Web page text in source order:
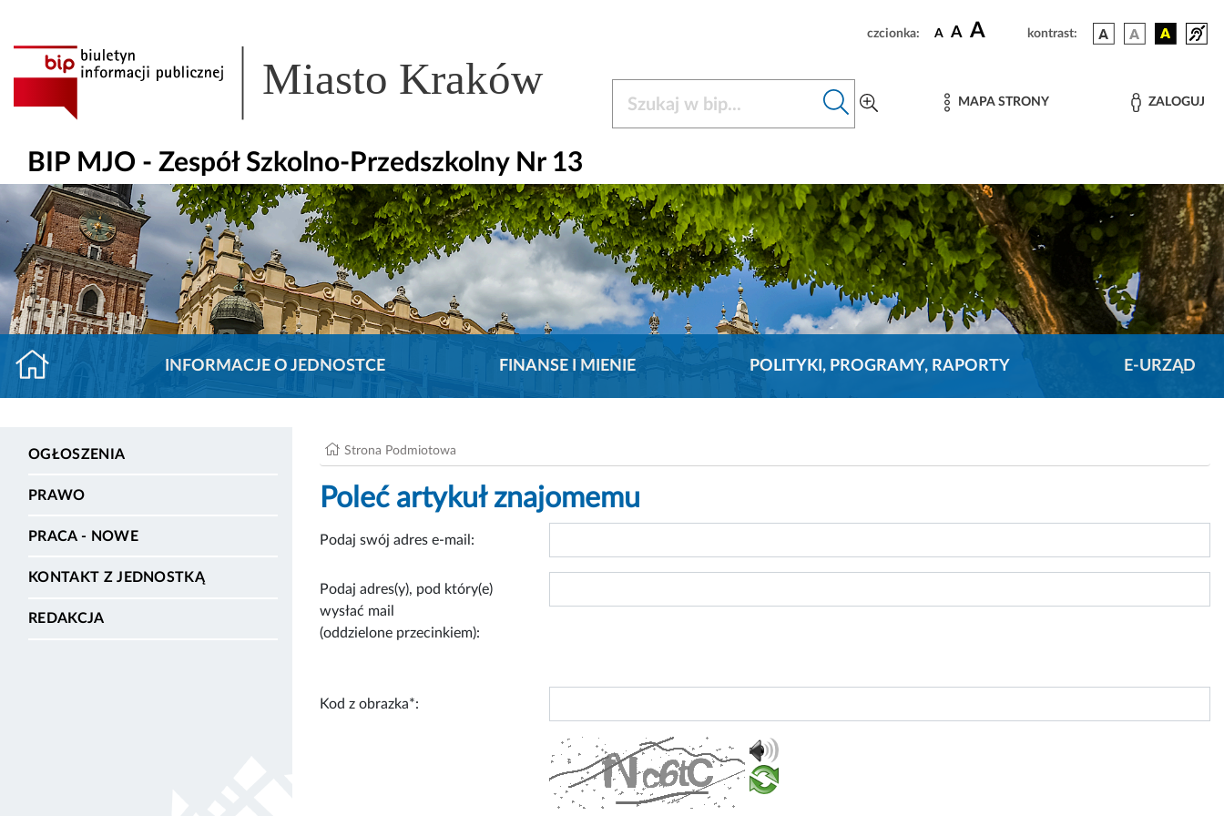
czcionka: A A A kontrast:
Miasto Kraków MAPA STRONY ZALOGUJ
BIP MJO - Zespół Szkolno-Przedszkolny Nr 13
INFORMACJE O JEDNOSTCE FINANSE I MIENIE POLITYKI, PROGRAMY, RAPORTY E-URZĄD
OGŁOSZENIA
PRAWO
PRACA - NOWE
KONTAKT Z JEDNOSTKĄ
REDAKCJA
Strona Podmiotowa
Poleć artykuł znajomemu
Podaj swój adres e-mail:
Podaj adres(y), pod który(e)
wysłać mail
(oddzielone przecinkiem):
Kod z obrazka*: